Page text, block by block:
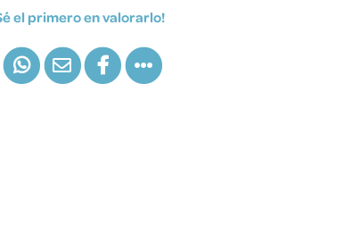
el primero en valorarlo!